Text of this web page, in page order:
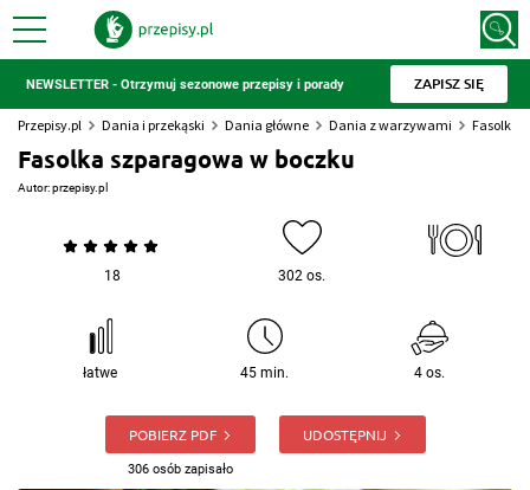
NEWSLETTER - Otrzymuj sezonowe przepisy i porady ZAPISZ SIĘ
Przepisy.pl Dania i przekąski Dania główne Dania z warzywami Fasolka
Fasolka szparagowa w boczku
Autor:przepisy.pl
18 302 os.
łatwe 45 min. 4 os.
POBIERZ PDF
306 osób zapisało
UDOSTĘPNIJ